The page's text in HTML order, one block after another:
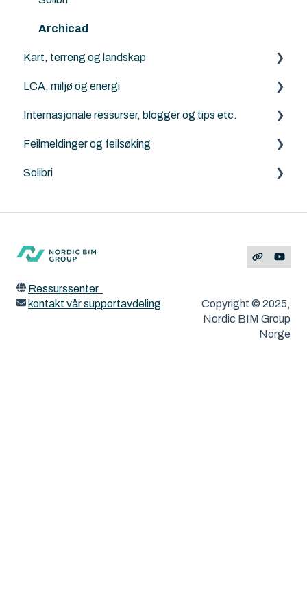
Archicad
Kart, terreng og landskap
Generelt om terreng, kart og Mesh-verktøyet
ArchiTerra
Norkart
Land4
LCA, miljø og energi
Energievaluering
DesignLCA
Internasjonale ressurser, blogger og tips etc.
Graphisoft
Feilmeldinger og feilsøking
Archicad
MacOS og Windows
ArchiFrame
Solibri
Ressurssenter
kontakt vår supportavdeling
Copyright © 2025,
Nordic BIM Group
Norge